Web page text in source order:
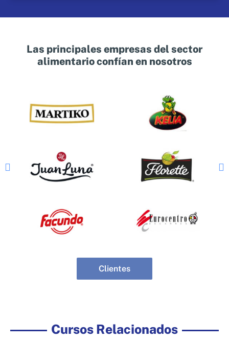
Las principales empresas del sector
alimentario confían en nosotros
Clientes
Cursos Relacionados